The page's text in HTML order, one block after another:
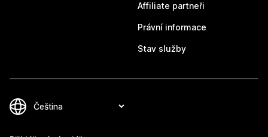
Affiliate partneři
Právní informace
Stav služby